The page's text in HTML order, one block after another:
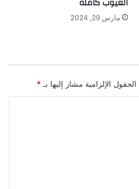
العيوب كاملة
مارس 29, 2024
الحقول الإلزامية مشار إليها بـ *